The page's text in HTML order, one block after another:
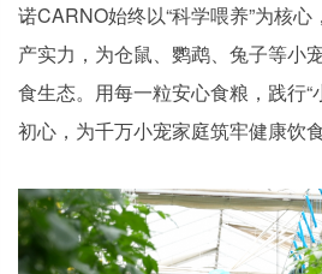
诺CARNO始终以“科学喂养”为核
产实力，为仓鼠、鹦鹉、兔子等小
食生态。用每一粒安心食粮，践行“
初心，为千万小宠家庭筑牢健康饮